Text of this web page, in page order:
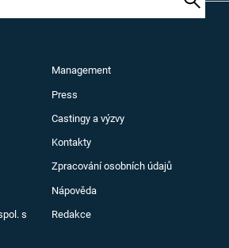
Management
Press
Castingy a výzvy
Kontakty
Zpracování osobních údajů
Nápověda
s
Redakce